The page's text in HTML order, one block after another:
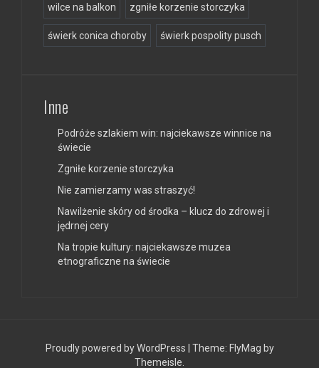
wilce na balkon zgniłe korzenie storczyka
świerk conica choroby świerk pospolity pusch
Inne
Podróże szlakiem win: najciekawsze winnice na
świecie
Zgniłe korzenie storczyka
Nie zamierzamy was straszyć!
Nawilżenie skóry od środka – klucz do zdrowej i
jędrnej cery
Na tropie kultury: najciekawsze muzea
etnograficzne na świecie
Proudly powered by WordPress Theme: FlyMag by
Themeisle.